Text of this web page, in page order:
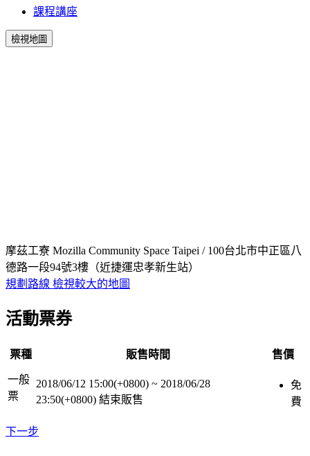
課程講座
檢視地圖
摩茲工寮 Mozilla Community Space Taipei / 100台北市中正區八
德路一段94號3樓（近捷運忠孝新生站）
規劃路線 檢視較大的地圖
活動票券
票種 販售時間 售價
一般
票
2018/06/12 15:00(+0800) ~ 2018/06/28
23:50(+0800) 結束販售
免
費
下一步